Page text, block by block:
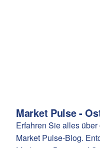
Kategorie:
Market Pulse -
Erfahren Sie alles
Market Pulse-Blog.